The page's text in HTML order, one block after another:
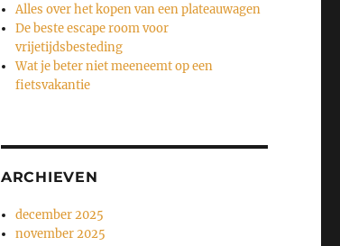
Alles over het kopen van een plateauwagen
De beste escape room voor
vrijetijdsbesteding
Wat je beter niet meeneemt op een
fietsvakantie
ARCHIEVEN
december 2025
november 2025